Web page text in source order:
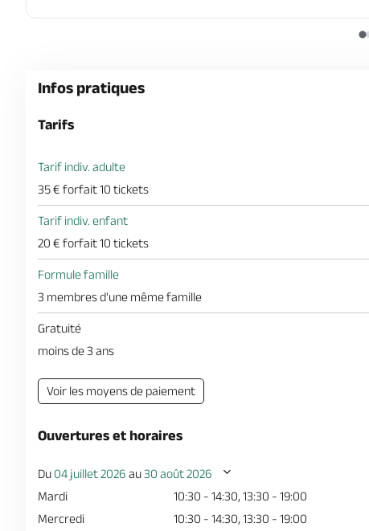
Infos pratiques
Tarifs
Tarif indiv. adulte
35 € forfait 10 tickets
Tarif indiv. enfant
20 € forfait 10 tickets
Formule famille
3 membres d'une même famille
Gratuité
moins de 3 ans
Voir les moyens de paiement
Ouvertures et horaires
Du 04 juillet 2026 au30 août 2026
Mardi
10:30 - 14:30, 13:30 - 19:00
Mercredi
10:30 - 14:30, 13:30 - 19:00